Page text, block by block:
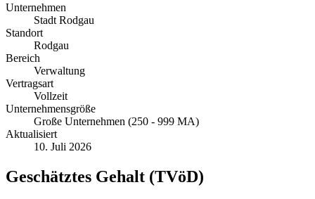
Unternehmen
Stadt Rodgau
Standort
Rodgau
Bereich
Verwaltung
Vertragsart
Vollzeit
Unternehmensgröße
Große Unternehmen (250 - 999 MA)
Aktualisiert
10. Juli 2026
Geschätztes Gehalt (TVöD)